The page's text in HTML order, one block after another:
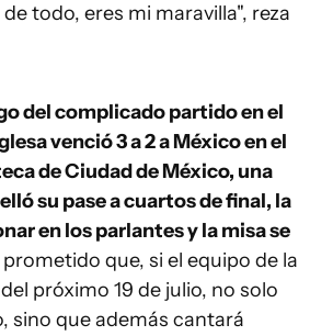
todo, eres mi maravilla", reza
del complicado partido en el
venció 3 a 2 a México en el
de Ciudad de México, una
su pase a cuartos de final, la
en los parlantes y la misa se
que, si el equipo de la
próximo 19 de julio, no solo
sino que además cantará